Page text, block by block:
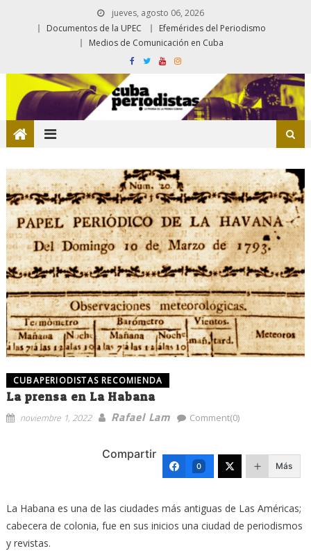
jueves, agosto 06, 2026
Documentos de la UPEC
Efemérides del Periodismo
Medios de Comunicación en Cuba
CUBAPERIODISTAS RECOMIENDA
La prensa en La Habana
noviembre 1, 2022 Rafael Lam Comment(0)
Compartir
0 Más
La Habana es una de las ciudades más antiguas de Las Américas;
cabecera de colonia, fue en sus inicios una ciudad de periodismos
y revistas.